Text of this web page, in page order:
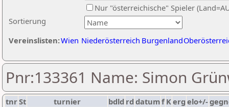
Sortierung
Nur "österreichische" Spieler
Vereinslisten:Wien Niederösterreich Burgenland
Pnr:133361 Name: Simon
tnrSt turnier bdld rd datumf Kerg elo+/-